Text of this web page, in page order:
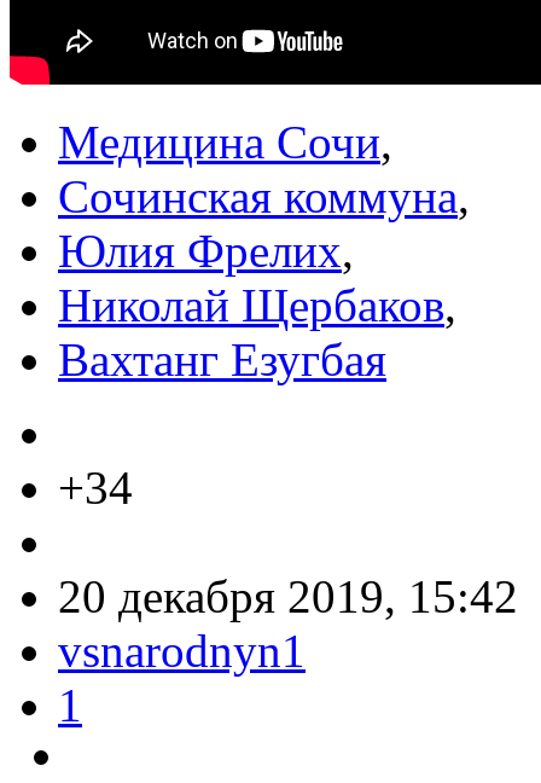
Медицина Сочи,
Сочинская коммуна,
Юлия Фрелих,
Николай Щербаков,
Вахтанг Езугбая
+34
20 декабря 2019, 15:42
vsnarodnyn1
1